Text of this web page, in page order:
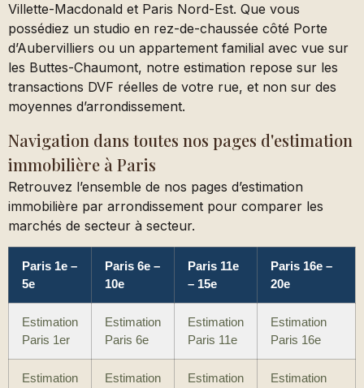
Villette-Macdonald et Paris Nord-Est. Que vous
possédiez un studio en rez-de-chaussée côté Porte
d’Aubervilliers ou un appartement familial avec vue sur
les Buttes-Chaumont, notre estimation repose sur les
transactions DVF réelles de votre rue, et non sur des
moyennes d’arrondissement.
Navigation dans toutes nos pages d'estimation
immobilière à Paris
Retrouvez l’ensemble de nos pages d’estimation
immobilière par arrondissement pour comparer les
marchés de secteur à secteur.
Paris 1e –
5e
Paris 6e –
10e
Paris 11e
– 15e
Paris 16e –
20e
Estimation
Paris 1er
Estimation
Paris 6e
Estimation
Paris 11e
Estimation
Paris 16e
Estimation
Estimation
Estimation
Estimation